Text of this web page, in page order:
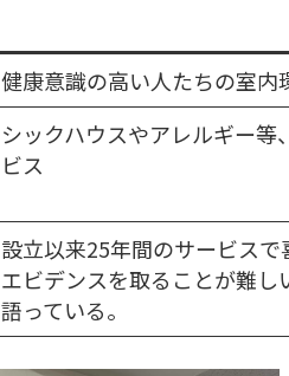
健康意識の高い人たちの室内
シックハウスやアレルギー
ビス
設立以来25年間のサービスで
エビデンスを取ることが難
語っている。